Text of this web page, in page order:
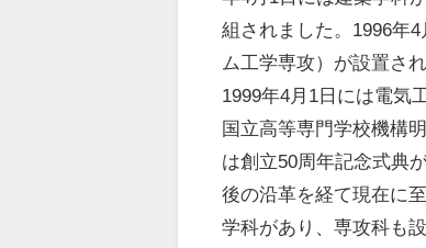
組されました。1996年
ム工学専攻）が設置さ
1999年4月1日には電気
国立高等専門学校機構
は創立50周年記念式典
後の沿革を経て現在に
学科があり、専攻科も